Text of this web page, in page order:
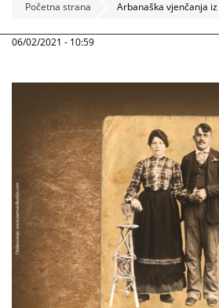
Početna strana Arbanaška vjenčanja
06/02/2021 - 10:59